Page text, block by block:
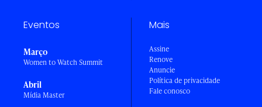
Eventos
Março
Women to Watch Summit
Abril
Mídia Master
Mais
Assine
Renove
Anuncie
Política de privacidade
Fale conosco